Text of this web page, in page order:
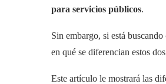
para servicios públicos.
Sin embargo, si está
en qué se diferencian estos
Este artículo le mostrará las